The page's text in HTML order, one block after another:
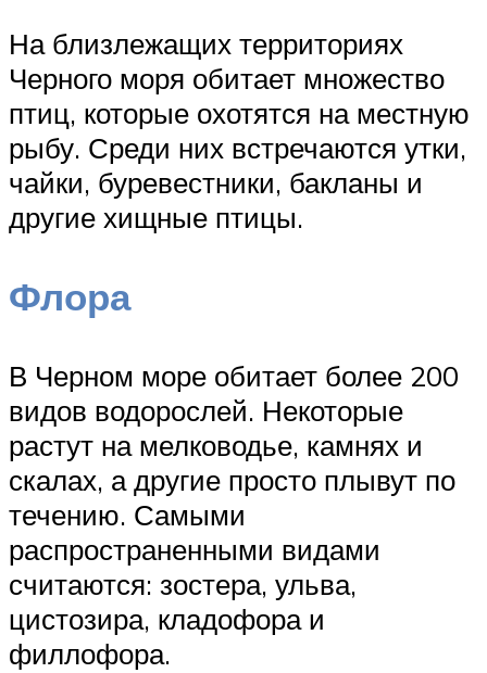
На близлежащих территориях
Черного моря обитает множество
птиц, которые охотятся на местную
рыбу. Среди них встречаются утки,
чайки, буревестники, бакланы и
другие хищные птицы.
Флора
В Черном море обитает более 200
видов водорослей. Некоторые
растут на мелководье, камнях и
скалах, а другие просто плывут по
течению. Самыми
распространенными видами
считаются: зостера, ульва,
цистозира, кладофора и
филлофора.